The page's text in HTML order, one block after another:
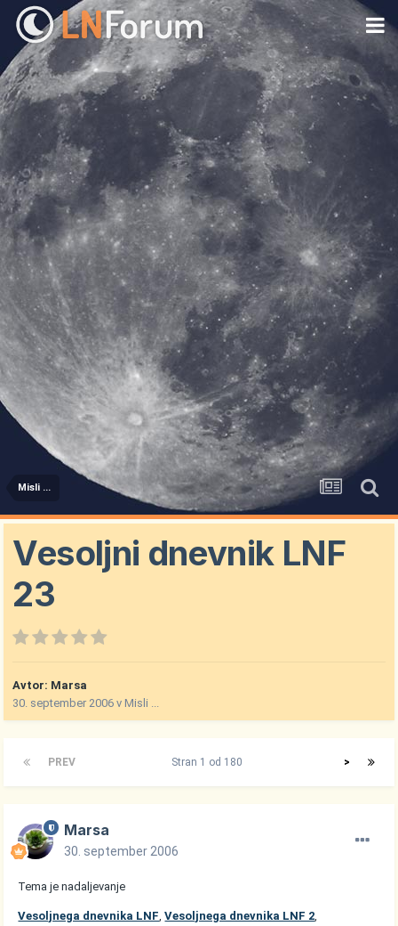
Misli ...
Vesoljni dnevnik LNF
23
Avtor: Marsa
30. september 2006 vMisli ...
PREV >
Stran 1 od 180
Marsa
30. september 2006
Tema je nadaljevanje
Vesoljnega dnevnika LNF,Vesoljnega dnevnika LNF 2,